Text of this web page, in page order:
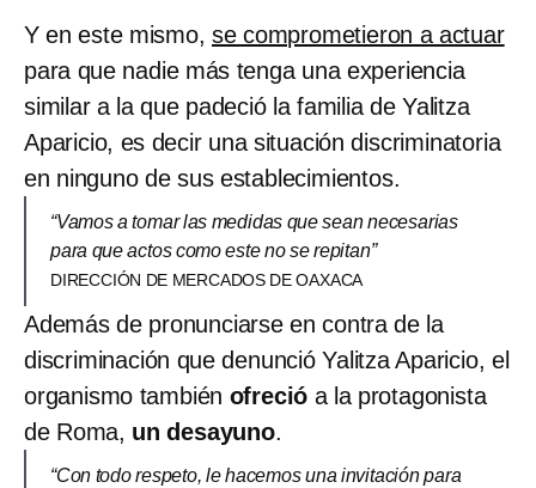
Y en este mismo,se comprometieron a actuar
para que nadie más tenga una experiencia
similar a la que padeció la familia de Yalitza
Aparicio, es decir una situación discriminatoria
en ninguno de sus establecimientos.
“Vamos a tomar las medidas que sean necesarias
para que actos como este no se repitan”
DIRECCIÓN DE MERCADOS DE OAXACA
Además de pronunciarse en contra de la
discriminación que denunció Yalitza Aparicio, el
organismo también ofreció a la protagonista
de Roma, un desayuno.
“Con todo respeto, le hacemos una invitación para